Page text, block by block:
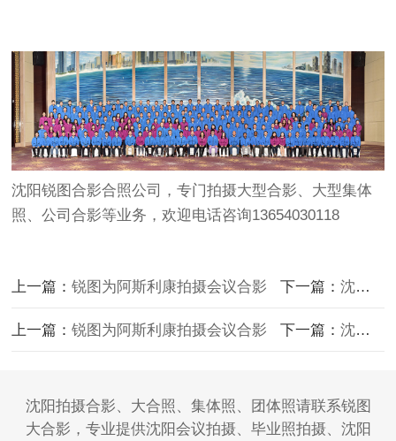
沈阳锐图合影合照公司，专门拍摄大型合影、大型集体
照、公司合影等业务，欢迎电话咨询13654030118
上一篇：锐图为阿斯利康拍摄会议合影 下一篇：沈阳-衢州城市品牌推介会摄影
上一篇：锐图为阿斯利康拍摄会议合影 下一篇：沈阳-衢州城市品牌推介会摄影
沈阳拍摄合影、 大合照 、 集体照 、 团体照请联系锐图
大合影 ，专业提供沈阳会议拍摄、 毕业照拍摄、 沈阳